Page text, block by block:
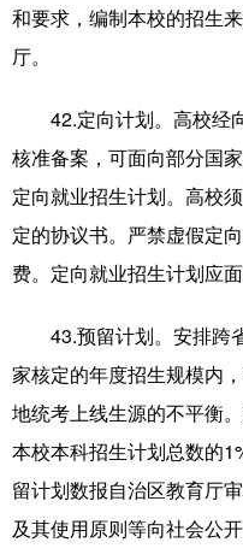
和要求，编制本校的招生
厅。
42.定向计划。高校经
核准备案，可面向部分国
定向就业招生计划。高校
定的协议书。严禁虚假定
费。定向就业招生计划应面
43.预留计划。安排跨
家核定的年度招生规模内
地统考上线生源的不平衡
本校本科招生计划总数的
留计划数报自治区教育厅
及其使用原则等向社会公开